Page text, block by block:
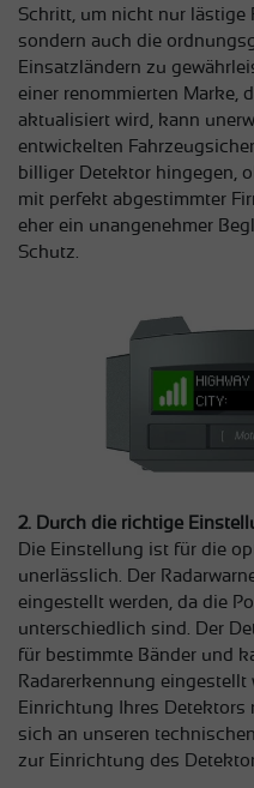
Schritt, um nicht nur lästige
sondern auch die
Einsatzländern zu
einer renommierten Marke,
aktualisiert wird, kann
entwickelten
billiger Detektor hingegen,
mit perfekt abgestimmter
eher ein unangenehmer
Schutz.
2. Durch die richtige
Die Einstellung ist für die
unerlässlich. Der
eingestellt werden, da die
unterschiedlich sind. Der
für bestimmte Bänder und
Radarerkennung eingestellt
Einrichtung Ihres Detektors
sich an unseren
zur Einrichtung des